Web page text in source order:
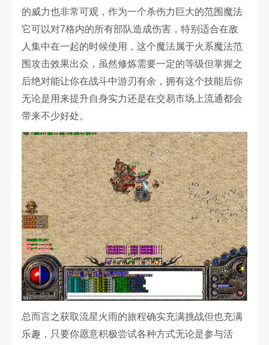
的威力也非常可观，作为一个杀伤力巨大的范围魔法
它可以对7格内的所有部队造成伤害，特别适合在敌
人集中在一起的时候使用，这个魔法属于火系魔法范
围攻击效果出众，虽然修炼需要一定的等级但掌握之
后绝对能让你在战斗中游刃有余，拥有这个技能后你
无论是用来提升自身实力还是在交易市场上流通都会
带来不少好处。
总而言之获取流星火雨的旅程确实充满挑战但也充满
乐趣，只要你愿意积极尝试各种方式无论是参与活